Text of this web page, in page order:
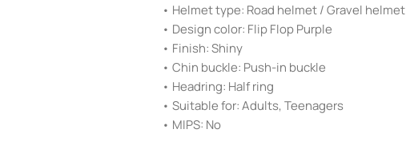
• Helmet type: Road helmet / Gravel helmet
• Design color: Flip Flop Purple
• Finish: Shiny
• Chin buckle: Push-in buckle
• Headring: Half ring
• Suitable for: Adults, Teenagers
• MIPS: No